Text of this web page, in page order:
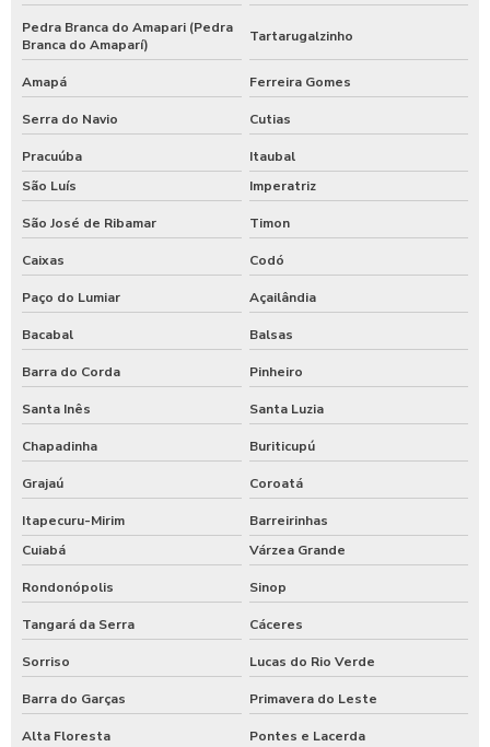
Pedra Branca do Amapari (Pedra
Branca do Amaparí)
Tartarugalzinho
Amapá Ferreira Gomes
Serra do Navio Cutias
Pracuúba
Itaubal
São Luís
Imperatriz
São José de Ribamar Timon
Caixas Codó
Paço do Lumiar Açailândia
Bacabal Balsas
Barra do Corda Pinheiro
Santa Inês Santa Luzia
Chapadinha Buriticupú
Grajaú Coroatá
Itapecuru-Mirim
Barreirinhas
Cuiabá
Várzea Grande
Rondonópolis Sinop
Tangará da Serra Cáceres
Sorriso Lucas do Rio Verde
Barra do Garças Primavera do Leste
Alta Floresta Pontes e Lacerda